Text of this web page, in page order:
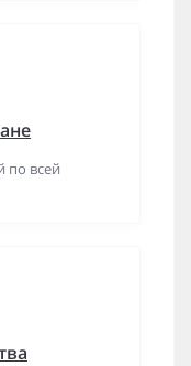
по всей